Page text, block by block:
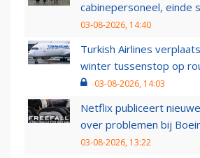
cabinepersoneel, einde
03-08-2026, 14:40
Turkish Airlines
winter tussenstop op
03-08-2026, 14:03
Netflix publiceert
over problemen bij
03-08-2026, 13:22